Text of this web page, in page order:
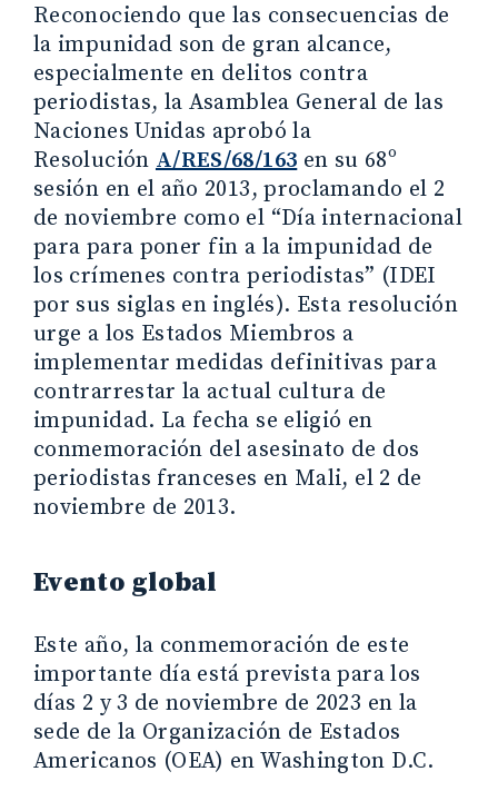
Reconociendo que las consecuencias de
la impunidad son de gran alcance,
especialmente en delitos contra
periodistas, la Asamblea General de las
Naciones Unidas aprobó la
Resolución A/RES/68/163 en su 68º
sesión en el año 2013, proclamando el 2
de noviembre como el “Día internacional
para para poner fin a la impunidad de
los crímenes contra periodistas” (IDEI
por sus siglas en inglés). Esta resolución
urge a los Estados Miembros a
implementar medidas definitivas para
contrarrestar la actual cultura de
impunidad. La fecha se eligió en
conmemoración del asesinato de dos
periodistas franceses en Mali, el 2 de
noviembre de 2013.
Evento global
Este año, la conmemoración de este
importante día está prevista para los
días 2 y 3 de noviembre de 2023 en la
sede de la Organización de Estados
Americanos (OEA) en Washington D.C.